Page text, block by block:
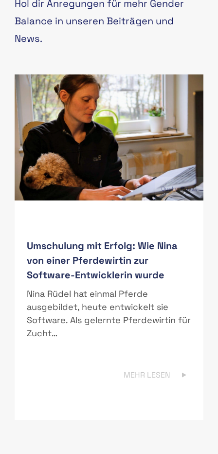
Hol dir Anregungen für mehr Gender
Balance in unseren Beiträgen und
News.
Quelle: Privat
Umschulung mit Erfolg: Wie Nina
von einer Pferdewirtin zur
Software-Entwicklerin wurde
Nina Rüdel hat einmal Pferde
ausgebildet, heute entwickelt sie
Software. Als gelernte Pferdewirtin für
Zucht…
MEHR LESEN